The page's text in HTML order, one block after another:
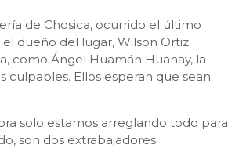
de Chosica, ocurrido el último
dueño del lugar, Wilson Ortiz
como Ángel Huamán Huanay, la
Ellos esperan que sean
solo estamos arreglando todo para
son dos extrabajadores